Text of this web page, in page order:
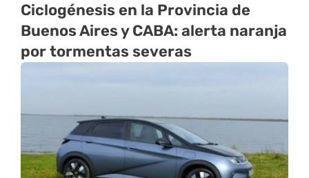
Ciclogénesis en la Provincia de
Buenos Aires y CABA: alerta naranja
por tormentas severas